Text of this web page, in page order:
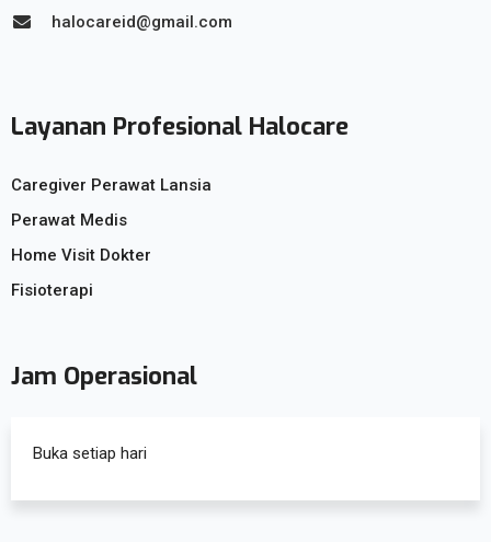
halocareid@gmail.com
Layanan Profesional Halocare
Caregiver Perawat Lansia
Perawat Medis
Home Visit Dokter
Fisioterapi
Jam Operasional
Buka setiap hari